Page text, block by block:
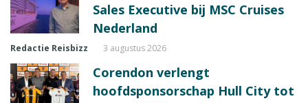
Sales Executive bij MSC Cruises
Nederland
Redactie Reisbizz 3 augustus 2026
Corendon verlengt
hoofdsponsorschap Hull City tot